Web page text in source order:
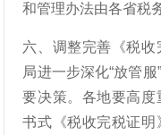
和管理办法由各省税
六、调整完善《税
局进一步深化“放管
要决策。各地要高
书式《税收完税证